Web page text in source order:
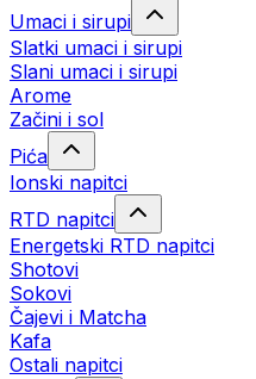
Umaci i sirupi
Slatki umaci i sirupi
Slani umaci i sirupi
Arome
Začini i sol
Pića
Ionski napitci
RTD napitci
Energetski RTD napitci
Shotovi
Sokovi
Čajevi i Matcha
Kafa
Ostali napitci